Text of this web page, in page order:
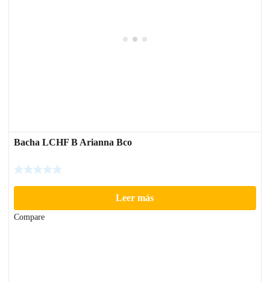
Bacha LCHF B Arianna Bco
Leer más
Compare